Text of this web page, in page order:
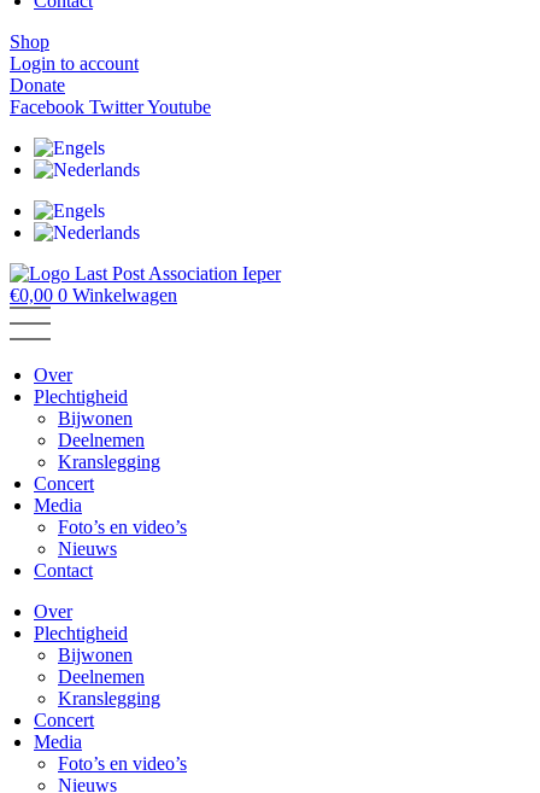
Shop
Login to account
Donate
Facebook TwitterYoutube
€0,00 0 Winkelwagen
Over
Plechtigheid
Bijwonen
Deelnemen
Kranslegging
Concert
Media
Foto’s en video’s
Nieuws
Contact
Over
Plechtigheid
Bijwonen
Deelnemen
Kranslegging
Concert
Media
Foto’s en video’s
Nieuws